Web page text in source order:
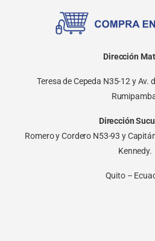
Dirección
Teresa de Cepeda N35-12 y Av.
Dirección
Romero y Cordero N53-93 y
Kennedy.
Quito –